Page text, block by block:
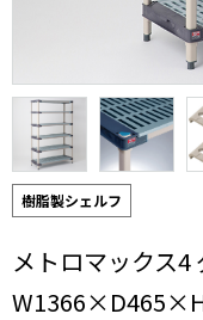
樹脂製シェルフ
メトロマックス4